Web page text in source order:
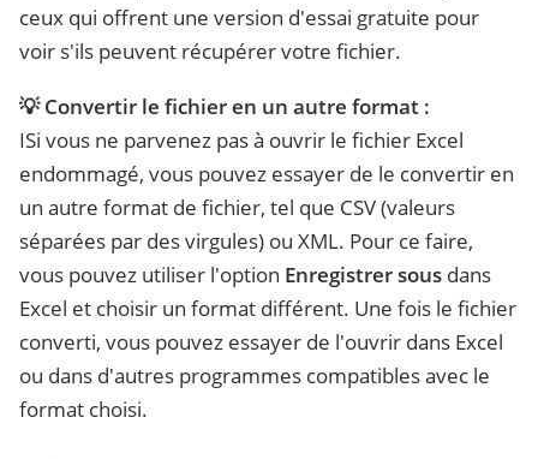
ceux qui offrent une version d'essai gratuite pour
voir s'ils peuvent récupérer votre fichier.
💡 Convertir le fichier en un autre format :
ISi vous ne parvenez pas à ouvrir le fichier Excel
endommagé, vous pouvez essayer de le convertir en
un autre format de fichier, tel que CSV (valeurs
séparées par des virgules) ou XML. Pour ce faire,
vous pouvez utiliser l'option Enregistrer sous dans
Excel et choisir un format différent. Une fois le fichier
converti, vous pouvez essayer de l'ouvrir dans Excel
ou dans d'autres programmes compatibles avec le
format choisi.